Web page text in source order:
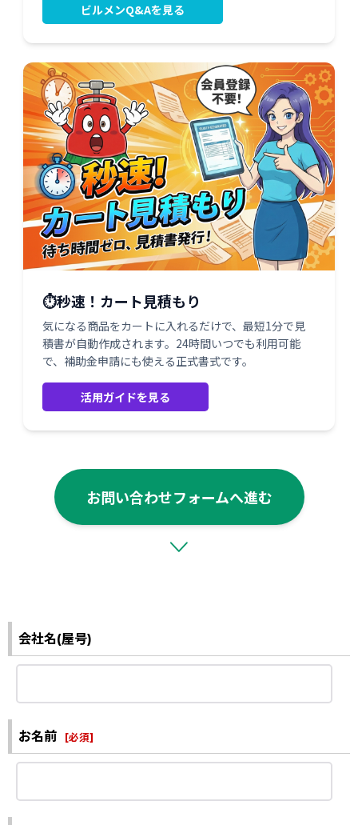
ビルメンQ&Aを見る
⏱️秒速！カート見積もり
気になる商品をカートに入れるだけで、最短1分で見
積書が自動作成されます。24時間いつでも利用可能
で、補助金申請にも使える正式書式です。
活用ガイドを見る
お問い合わせフォームへ進む
会社名(屋号)
お名前 [必須]